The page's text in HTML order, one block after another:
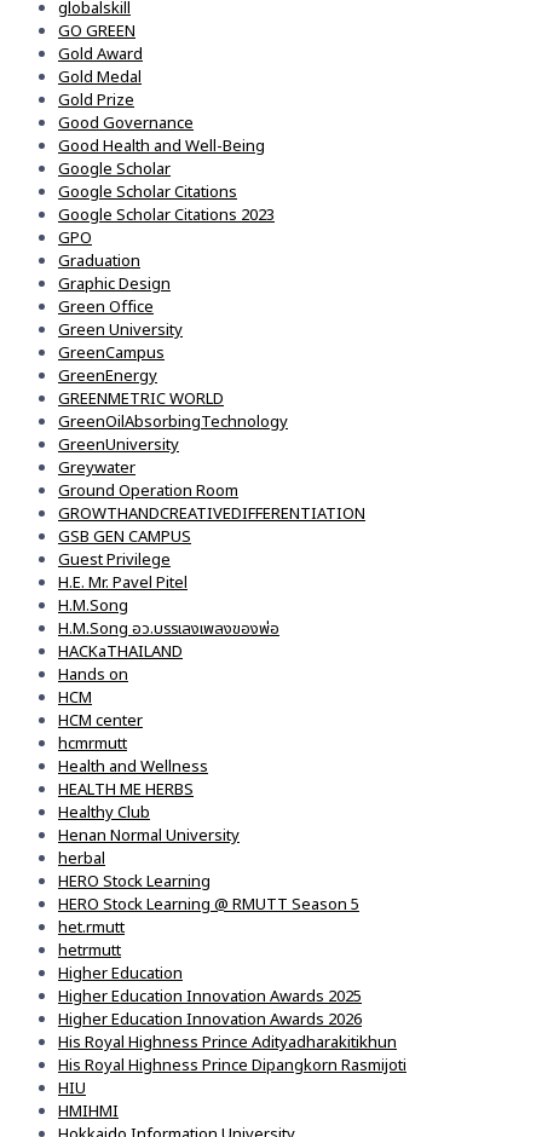
globalskill
GO GREEN
Gold Award
Gold Medal
Gold Prize
Good Governance
Good Health and Well-Being
Google Scholar
Google Scholar Citations
Google Scholar Citations 2023
GPO
Graduation
Graphic Design
Green Office
Green University
GreenCampus
GreenEnergy
GREENMETRIC WORLD
GreenOilAbsorbingTechnology
GreenUniversity
Greywater
Ground Operation Room
GROWTHANDCREATIVEDIFFERENTIATION
GSB GEN CAMPUS
Guest Privilege
H.E. Mr. Pavel Pitel
H.M.Song
H.M.Song อว.บรรเลงเพลงของพ่อ
HACKaTHAILAND
Hands on
HCM
HCM center
hcmrmutt
Health and Wellness
HEALTH ME HERBS
Healthy Club
Henan Normal University
herbal
HERO Stock Learning
HERO Stock Learning @ RMUTT Season 5
het.rmutt
hetrmutt
Higher Education
Higher Education Innovation Awards 2025
Higher Education Innovation Awards 2026
His Royal Highness Prince Adityadharakitikhun
His Royal Highness Prince Dipangkorn Rasmijoti
HIU
HMIHMI